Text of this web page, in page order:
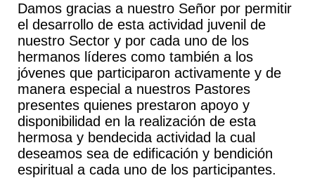
Damos gracias a nuestro Señor por permitir
el desarrollo de esta actividad juvenil de
nuestro Sector y por cada uno de los
hermanos líderes como también a los
jóvenes que participaron activamente y de
manera especial a nuestros Pastores
presentes quienes prestaron apoyo y
disponibilidad en la realización de esta
hermosa y bendecida actividad la cual
deseamos sea de edificación y bendición
espiritual a cada uno de los participantes.